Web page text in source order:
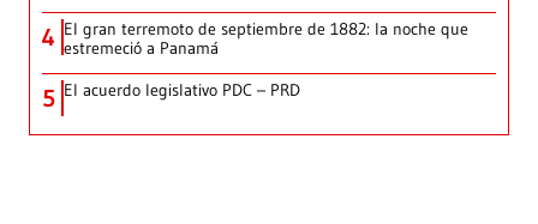
4 El gran terremoto de septiembre de 1882: la noche que
estremeció a Panamá
5 El acuerdo legislativo PDC – PRD